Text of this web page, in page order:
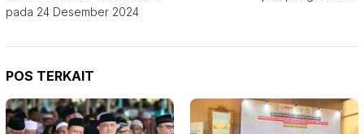
pada 24 Desember 2024
POS TERKAIT